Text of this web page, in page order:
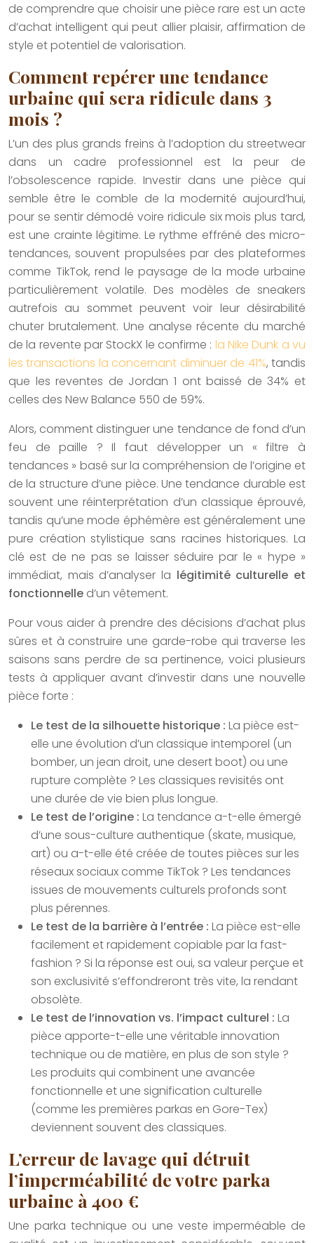
de comprendre que choisir une pièce rare est un acte
d’achat intelligent qui peut allier plaisir, affirmation de
style et potentiel de valorisation.
Comment repérer une tendance
urbaine qui sera ridicule dans 3
mois ?
L’un des plus grands freins à l’adoption du streetwear
dans un cadre professionnel est la peur de
l’obsolescence rapide. Investir dans une pièce qui
semble être le comble de la modernité aujourd’hui,
pour se sentir démodé voire ridicule six mois plus tard,
est une crainte légitime. Le rythme effréné des micro-
tendances, souvent propulsées par des plateformes
comme TikTok, rend le paysage de la mode urbaine
particulièrement volatile. Des modèles de sneakers
autrefois au sommet peuvent voir leur désirabilité
chuter brutalement. Une analyse récente du marché
de la revente par StockX le confirme : la Nike Dunk a vu
les transactions la concernant diminuer de 41%, tandis
que les reventes de Jordan 1 ont baissé de 34% et
celles des New Balance 550 de 59%.
Alors, comment distinguer une tendance de fond d’un
feu de paille ? Il faut développer un « filtre à
tendances » basé sur la compréhension de l’origine et
de la structure d’une pièce. Une tendance durable est
souvent une réinterprétation d’un classique éprouvé,
tandis qu’une mode éphémère est généralement une
pure création stylistique sans racines historiques. La
clé est de ne pas se laisser séduire par le « hype »
immédiat, mais d’analyser la légitimité culturelle et
fonctionnelle d’un vêtement.
Pour vous aider à prendre des décisions d’achat plus
sûres et à construire une garde-robe qui traverse les
saisons sans perdre de sa pertinence, voici plusieurs
tests à appliquer avant d’investir dans une nouvelle
pièce forte :
Le test de la silhouette historique : La pièce est-
elle une évolution d’un classique intemporel (un
bomber, un jean droit, une desert boot) ou une
rupture complète ? Les classiques revisités ont
une durée de vie bien plus longue.
Le test de l’origine : La tendance a-t-elle émergé
d’une sous-culture authentique (skate, musique,
art) ou a-t-elle été créée de toutes pièces sur les
réseaux sociaux comme TikTok ? Les tendances
issues de mouvements culturels profonds sont
plus pérennes.
Le test de la barrière à l’entrée : La pièce est-elle
facilement et rapidement copiable par la fast-
fashion ? Si la réponse est oui, sa valeur perçue et
son exclusivité s’effondreront très vite, la rendant
obsolète.
Le test de l’innovation vs. l’impact culturel : La
pièce apporte-t-elle une véritable innovation
technique ou de matière, en plus de son style ?
Les produits qui combinent une avancée
fonctionnelle et une signification culturelle
(comme les premières parkas en Gore-Tex)
deviennent souvent des classiques.
L’erreur de lavage qui détruit
l’imperméabilité de votre parka
urbaine à 400 €
Une parka technique ou une veste imperméable de